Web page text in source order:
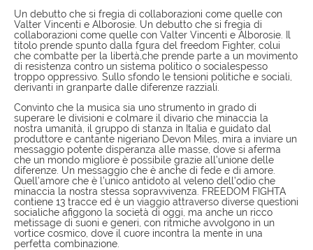
Un debutto che si fregia di collaborazioni come quelle con
Valter Vincenti e Alborosie. Un debutto che si fregia di
collaborazioni come quelle con Valter Vincenti e Alborosie. Il
titolo prende spunto dalla fgura del freedom Fighter, colui
che combatte per la libertà,che prende parte a un movimento
di resistenza contro un sistema politico o socialespesso
troppo oppressivo. Sullo sfondo le tensioni politiche e sociali,
derivanti in granparte dalle diferenze razziali.
Convinto che la musica sia uno strumento in grado di
superare le divisioni e colmare il divario che minaccia la
nostra umanità, il gruppo di stanza in Italia e guidato dal
produttore e cantante nigeriano Devon Miles, mira a inviare un
messaggio potente disperanza alle masse, dove si aferma
che un mondo migliore è possibile grazie all’unione delle
diferenze. Un messaggio che è anche di fede e di amore.
Quell’amore che è l’unico antidoto al veleno dell’odio che
minaccia la nostra stessa sopravvivenza. FREEDOM FIGHTA
contiene 13 tracce ed è un viaggio attraverso diverse questioni
socialiche afiggono la società di oggi, ma anche un ricco
metissage di suoni e generi, con ritmiche avvolgono in un
vortice cosmico, dove il cuore incontra la mente in una
perfetta combinazione.